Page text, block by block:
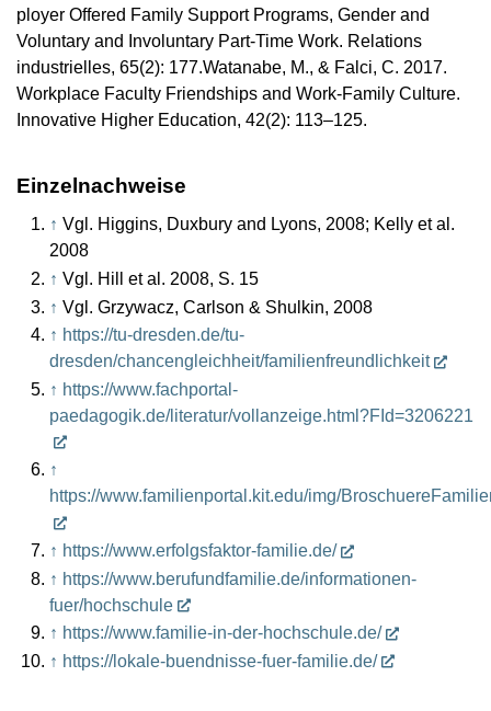
ployer Offered Family Support Programs, Gender and
Voluntary and Involuntary Part-Time Work. Relations
industrielles, 65(2): 177.Watanabe, M., & Falci, C. 2017.
Workplace Faculty Friendships and Work-Family Culture.
Innovative Higher Education, 42(2): 113–125.
Einzelnachweise
↑ Vgl. Higgins, Duxbury and Lyons, 2008; Kelly et al.
2008
↑ Vgl. Hill et al. 2008, S. 15
↑ Vgl. Grzywacz, Carlson & Shulkin, 2008
↑ https://tu-dresden.de/tu-
dresden/chancengleichheit/familienfreundlichkeit
↑ https://www.fachportal-
paedagogik.de/literatur/vollanzeige.html?FId=3206221
↑
https://www.familienportal.kit.edu/img/
↑ https://www.erfolgsfaktor-familie.de/
↑ https://www.berufundfamilie.de/informationen-
fuer/hochschule
↑ https://www.familie-in-der-hochschule.de/
↑ https://lokale-buendnisse-fuer-familie.de/